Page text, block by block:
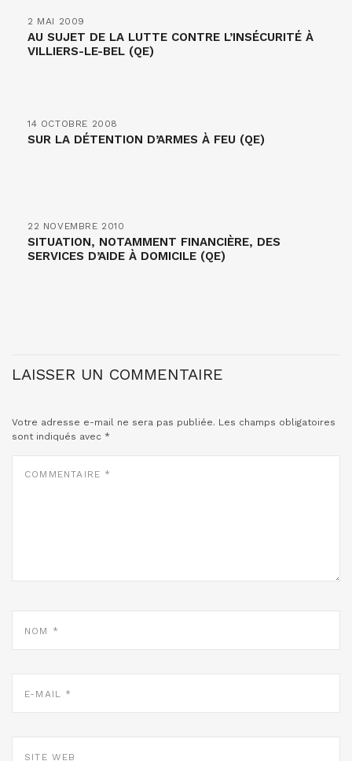
2 MAI 2009
AU SUJET DE LA LUTTE CONTRE L’INSÉCURITÉ À
VILLIERS-LE-BEL (QE)
14 OCTOBRE 2008
SUR LA DÉTENTION D’ARMES À FEU (QE)
22 NOVEMBRE 2010
SITUATION, NOTAMMENT FINANCIÈRE, DES
SERVICES D’AIDE À DOMICILE (QE)
LAISSER UN COMMENTAIRE
Votre adresse e-mail ne sera pas publiée. Les champs obligatoires
sont indiqués avec *
MAIL
WEB